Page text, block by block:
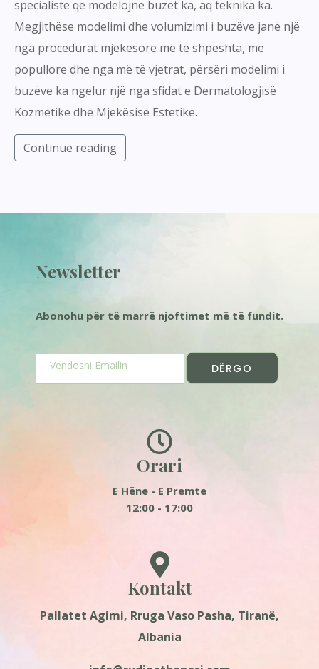
specialistë që modelojnë buzët ka, aq teknika ka.
Megjithëse modelimi dhe volumizimi i buzëve janë një
nga procedurat mjekësore më të shpeshta, më
popullore dhe nga më të vjetrat, përsëri modelimi i
buzëve ka ngelur një nga sfidat e Dermatologjisë
Kozmetike dhe Mjekësisë Estetike.
Continue reading
Newsletter
Abonohu për të marrë njoftimet më të fundit.
DËRGO
Orari
E Hëne - E Premte
12:00 - 17:00
Kontakt
Pallatet Agimi, Rruga Vaso Pasha, Tiranë,
Albania